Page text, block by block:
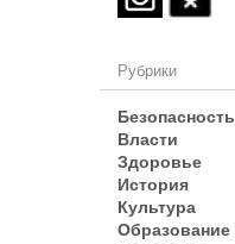
Рубрики
Безопасность
Власти
Здоровье
История
Культура
Образование